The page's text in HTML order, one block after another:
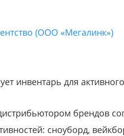
(ООО «Мегалинк»)
инвентарь для
брендов
сноуборд,